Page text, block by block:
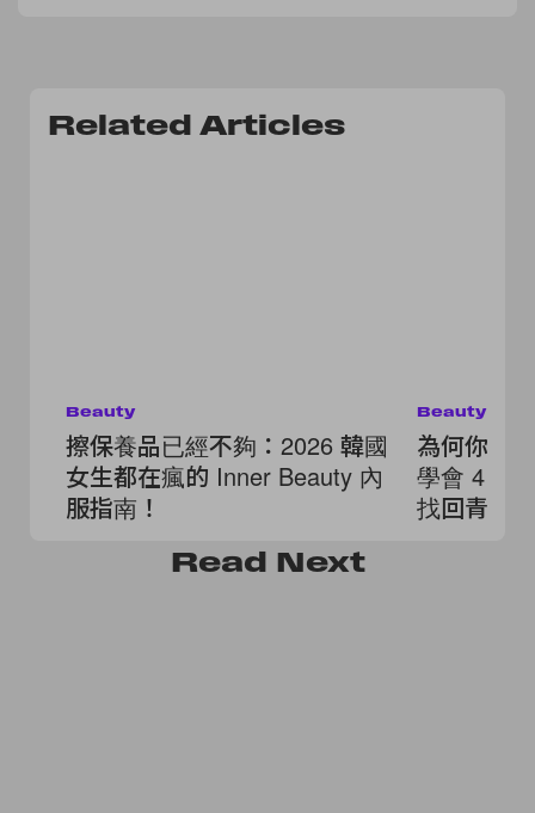
Related Articles
Beauty
擦保養品已經不夠：2026 韓國
女生都在瘋的 Inner Beauty 內
服指南！
Beauty
為何你比
學會 4 招
找回青春
Read Next